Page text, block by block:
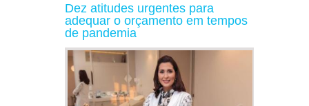
Dez atitudes urgentes para
adequar o orçamento em tempos
de pandemia